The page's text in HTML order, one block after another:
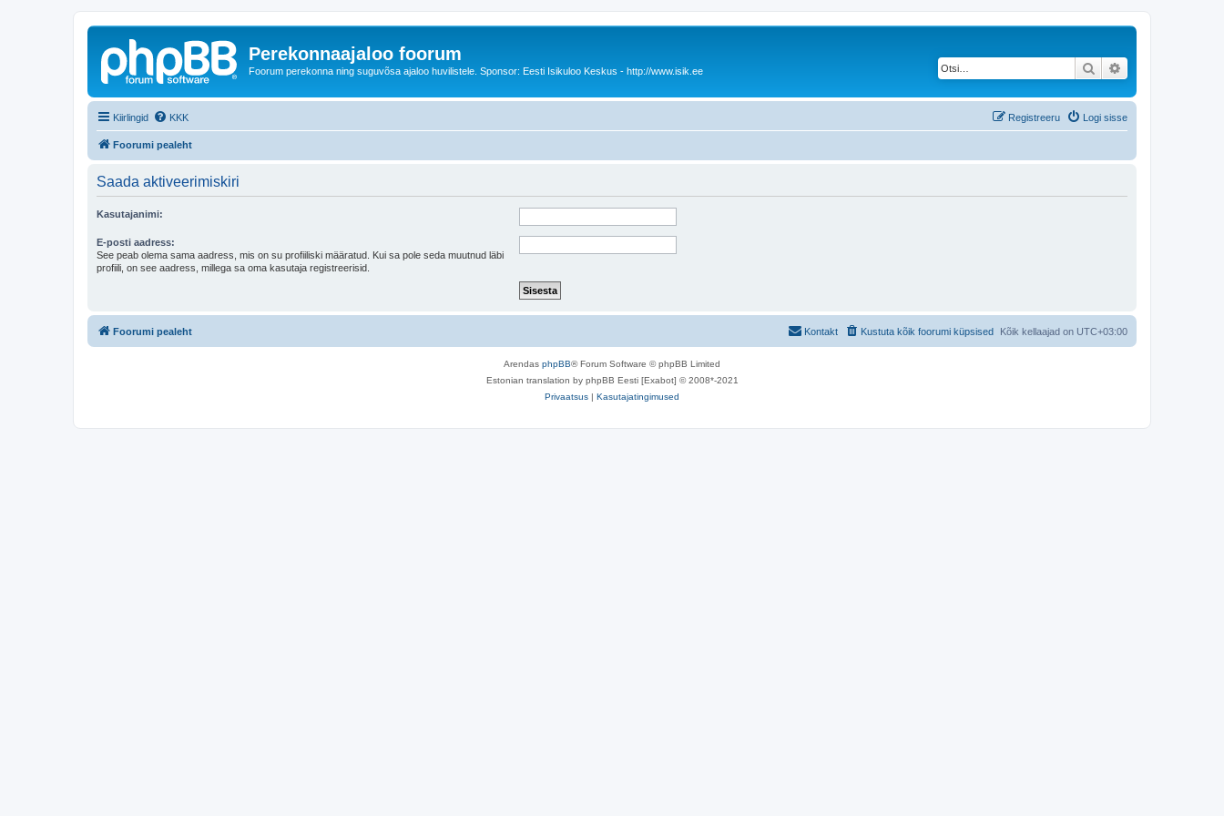
Perekonnaajaloo foorum
Foorum perekonna ning suguvõsa ajaloo huvilistele. Sponsor: Eesti Isikuloo Keskus - http://www.isik.ee Otsi
Kiirlingid KKK Logi sisse
Registreeru
Foorumi pealeht
Saada aktiveerimiskiri
Kasutajanimi:
E-posti aadress:
See peab olema sama aadress, mis on su profiiliski määratud. Kui sa pole seda muutnud läbi
profiili, on see aadress, millega sa oma kasutaja registreerisid.
Foorumi pealeht Kõik kellaajad on UTC+03:00
Kustuta kõik foorumi küpsised
Kontakt
Arendas phpBB® Forum Software © phpBB Limited
Estonian translation by phpBB Eesti [Exabot] © 2008*-2021
Privaatsus | Kasutajatingimused